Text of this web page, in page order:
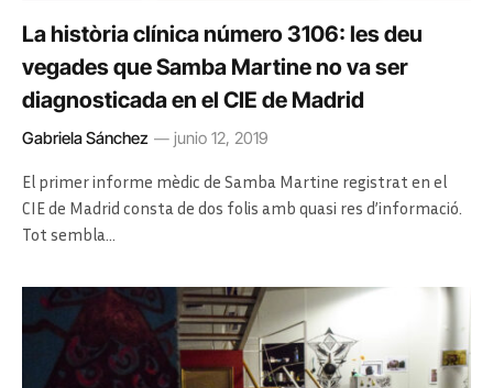
La història clínica número 3106: les deu
vegades que Samba Martine no va ser
diagnosticada en el CIE de Madrid
Gabriela Sánchez junio 12, 2019
El primer informe mèdic de Samba Martine registrat en el
CIE de Madrid consta de dos folis amb quasi res d’informació.
Tot sembla…